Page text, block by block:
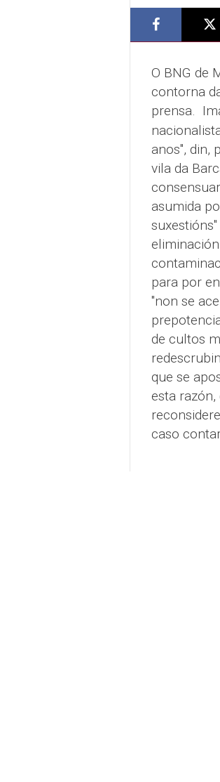
O BNG de
contorna
prensa.
anos", din,
vila da
asumida
para por
"non se
de cultos
que se
esta
caso